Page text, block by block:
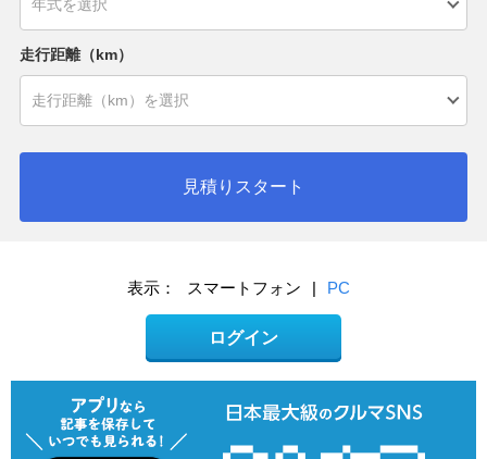
走行距離（km）
見積りスタート
表示： スマートフォン | PC
ログイン